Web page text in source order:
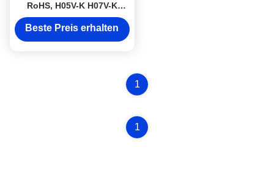
RoHS, H05V-K H07V-K
isolierender Kupferdraht
PVCs
Beste Preis erhalten
1
1